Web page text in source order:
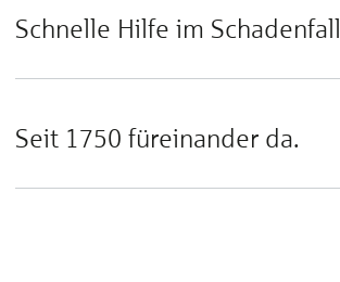
Schnelle Hilfe im Schadenfall
Seit 1750 füreinander da.